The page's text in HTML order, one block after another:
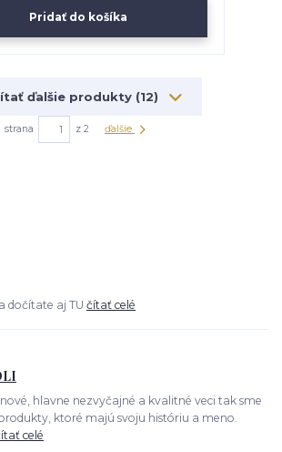
dočítate aj TU čítať celé
hlavne nezvyčajné a kvalitné veci tak sme
ktoré majú svoju históriu a meno.
celé
Pridať do košíka
ďalšie produkty (12)
strana z 2 ďalšie